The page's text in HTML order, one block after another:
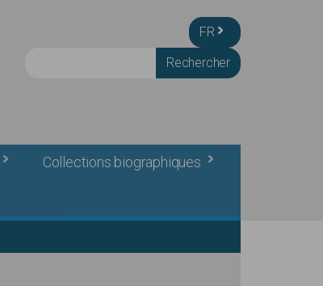
FR
Collections biographiques